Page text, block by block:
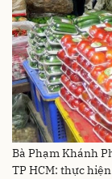
Bà Phạm Khánh
TP HCM: thực